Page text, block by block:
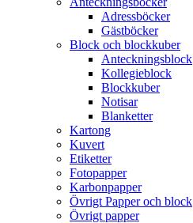
Adressböcker
Gästböcker
Block och blockkuber
Anteckningsblock
Kollegieblock
Blockkuber
Notisar
Blanketter
Kartong
Kuvert
Etiketter
Fotopapper
Karbonpapper
Övrigt Papper och block
Övrigt papper